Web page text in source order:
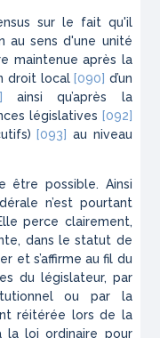
sur le fait qu'il
au sens d'une unité
maintenue après la
droit local [090] d’un
ainsi qu’après la
législatives [092]
[093] au niveau
être possible. Ainsi
n’est pourtant
perce clairement,
dans le statut de
et s’affirme au fil du
du législateur, par
ou par la
réitérée lors de la
la loi ordinaire pour